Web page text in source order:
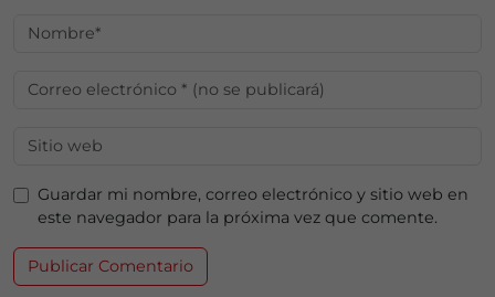
Guardar mi nombre, correo electrónico y sitio web en
este navegador para la próxima vez que comente.